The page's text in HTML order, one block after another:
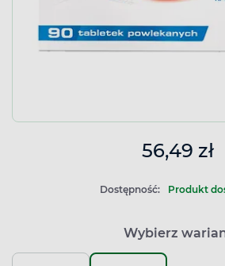
56,49 zł
Dostępność: Produkt
Wybierz